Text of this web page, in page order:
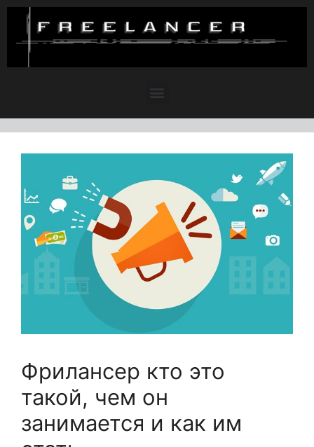
Фрилансер кто это
такой, чем он
занимается и как им